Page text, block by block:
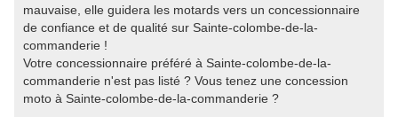
mauvaise, elle guidera les motards vers un concessionnaire
de confiance et de qualité sur Sainte-colombe-de-la-
commanderie !
Votre concessionnaire préféré à Sainte-colombe-de-la-
commanderie n'est pas listé ? Vous tenez une concession
moto à Sainte-colombe-de-la-commanderie ?